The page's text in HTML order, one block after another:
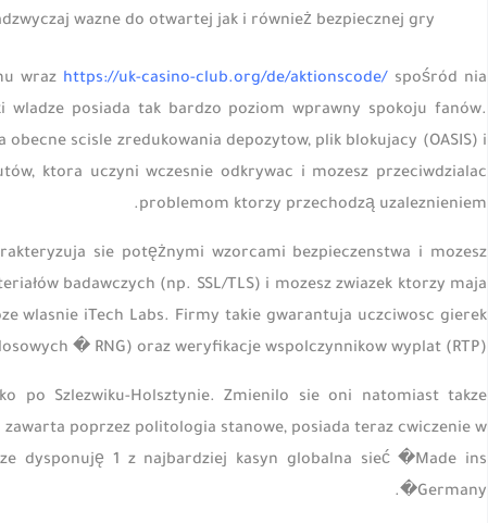
wazne do otwartej jak i również bezpiecznej gry.
wraz https://uk-casino-club.org/de/aktionscode/ spośród nia
posiada tak bardzo poziom wprawny spokoju fanów.
scisle zredukowania depozytow, plik blokujacy (OASIS) i
ktora uczyni wczesnie odkrywac i mozesz przeciwdzialac
problemom ktorzy przechodzą uzaleznieniem.
sie potężnymi wzorcami bezpieczenstwa i mozesz
badawczych (np. SSL/TLS) i mozesz zwiazek ktorzy maja
wlasnie iTech Labs. Firmy takie gwarantuja uczciwosc gierek
� RNG) oraz weryfikacje wspolczynnikow wyplat (RTP).
po Szlezwiku-Holsztynie. Zmienilo sie oni natomiast takze
poprzez politologia stanowe, posiada teraz cwiczenie w
dysponuję 1 z najbardziej kasyn globalna sieć �Made ins
Germany�.